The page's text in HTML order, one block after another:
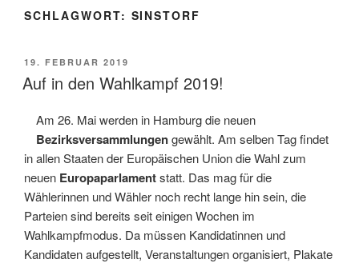
SCHLAGWORT: SINSTORF
VERÖFFENTLICHT
AM
19. FEBRUAR 2019
Auf in den Wahlkampf 2019!
Am 26. Mai werden in Hamburg die neuen
Bezirksversammlungengewählt. Am selben Tag findet
in allen Staaten der Europäischen Union die Wahl zum
neuen Europaparlamentstatt. Das mag für die
Wählerinnen und Wähler noch recht lange hin sein, die
Parteien sind bereits seit einigen Wochen im
Wahlkampfmodus. Da müssen Kandidatinnen und
Kandidaten aufgestellt, Veranstaltungen organisiert, Plakate